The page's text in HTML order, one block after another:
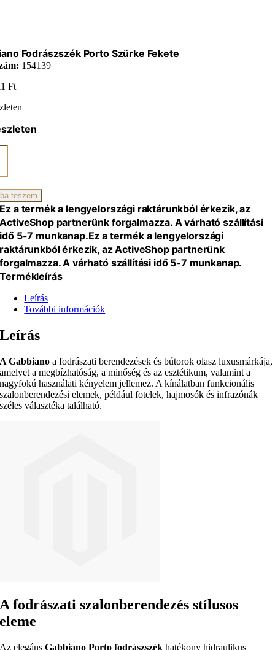
Fodrászszék Porto Szürke Fekete
154139
Ft
teszem
Ez a termék a lengyelországi raktárunkból érkezik, az
ActiveShop partnerünk forgalmazza. A várható szállítási
idő 5-7 munkanap.Ez a termék a lengyelországi
raktárunkból érkezik, az ActiveShop partnerünk
forgalmazza. A várható szállítási idő 5-7 munkanap.
Termékleírás
Leírás
További információk
Leírás
A Gabbiano a fodrászati berendezések és bútorok olasz luxusmárkája,
amelyet a megbízhatóság, a minőség és az esztétikum, valamint a
nagyfokú használati kényelem jellemez. A kínálatban funkcionális
szalonberendezési elemek, például fotelek, hajmosók és infrazónák
széles választéka található.
A fodrászati szalonberendezés stílusos
eleme
Az elegánsGabbiano Porto fodrászszék hatékony hidraulikus